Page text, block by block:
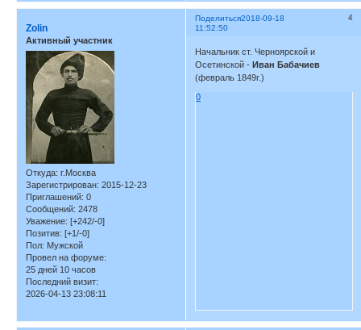
Поделиться 4
2018-09-18
11:52:50
Zolin
Активный участник
Откуда: г.Москва
Зарегистрирован: 2015-12-23
Приглашений: 0
Сообщений: 2478
Уважение: [+242/-0]
Позитив: [+1/-0]
Пол: Мужской
Провел на форуме:
25 дней 10 часов
Последний визит:
2026-04-13 23:08:11
Начальник ст. Черноярской и
Осетинской -Иван Бабачиев
(февраль 1849г.)
0